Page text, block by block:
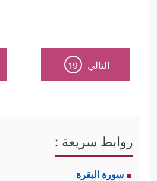
التالي 19
روابط سريعة :
سورة البقرة